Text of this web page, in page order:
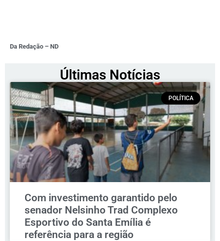
Da Redação – ND
Últimas Notícias
POLÍTICA
Com investimento garantido pelo
senador Nelsinho Trad Complexo
Esportivo do Santa Emília é
referência para a região